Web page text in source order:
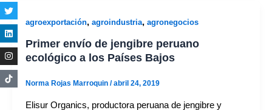
agroexportación, agroindustria, agronegocios
Primer envío de jengibre peruano
ecológico a los Países Bajos
Norma Rojas Marroquin /abril 24, 2019
Elisur Organics, productora peruana de jengibre y